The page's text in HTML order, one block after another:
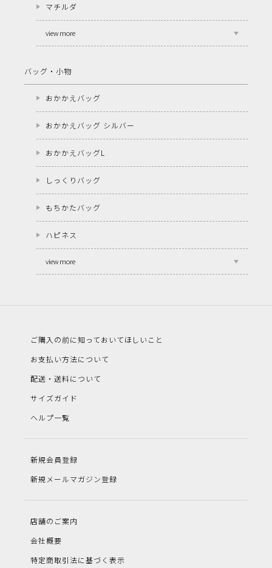
マチルダ
view more
バッグ・小物
おかかえバッグ
おかかえバッグ シルバー
おかかえバッグL
しっくりバッグ
もちかたバッグ
ハピネス
view more
ご購入の前に知っておいてほしいこと
お支払い方法について
配送・送料について
サイズガイド
ヘルプ一覧
新規会員登録
新規メールマガジン登録
店舗のご案内
会社概要
特定商取引法に基づく表示